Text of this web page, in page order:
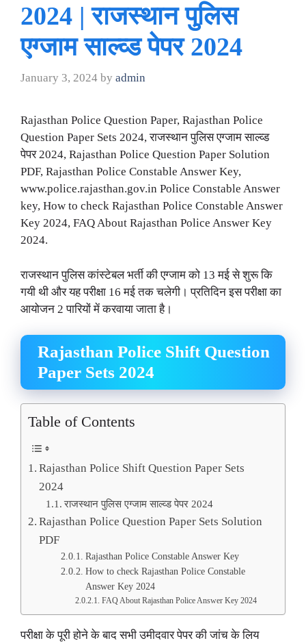
2024 | राजस्थान पुलिस
एग्जाम साल्व्ड पेपर 2024
January 3, 2024 by admin
Rajasthan Police Question Paper, Rajasthan Police
Question Paper Sets 2024, राजस्थान पुलिस एग्जाम साल्व्ड
पेपर 2024, Rajasthan Police Question Paper Solution
PDF, Rajasthan Police Constable Answer Key,
www.police.rajasthan.gov.in Police Constable Answer
key, How to check Rajasthan Police Constable Answer
Key 2024, FAQ About Rajasthan Police Answer Key
2024.
राजस्थान पुलिस कांस्टेबल भर्ती की एग्जाम को 13 मई से शुरू कि
गयी थी और यह परीक्षा 16 मई तक चलेगी। प्रतिदिन इस परीक्षा का
आयोजन 2 पारियों में करवाया जाता है।
Rajasthan Police Shift Question
Paper Sets 2024
Table of Contents
Rajasthan Police Shift Question Paper Sets
2024
राजस्थान पुलिस एग्जाम साल्व्ड पेपर 2024
Rajasthan Police Question Paper Sets Solution
PDF
Rajasthan Police Constable Answer Key
How to check Rajasthan Police Constable
Answer Key 2024
FAQ About Rajasthan Police Answer Key 2024
परीक्षा के पूरी होने के बाद सभी उमीदवार पेपर की जांच के लिय